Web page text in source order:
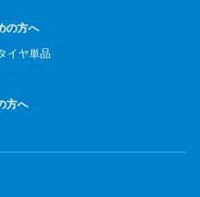
の方へ
イヤ単品
方へ